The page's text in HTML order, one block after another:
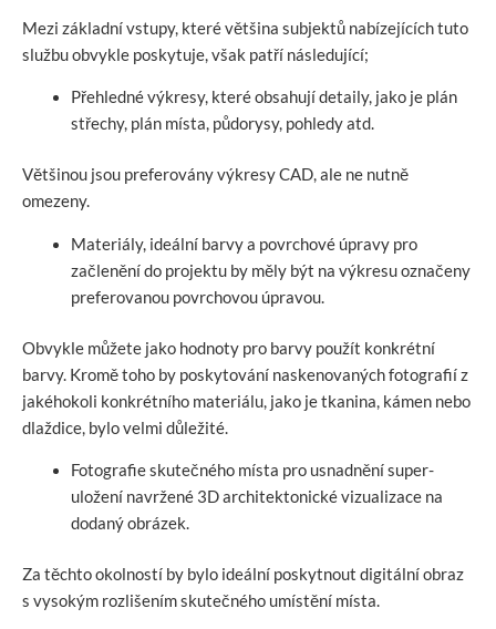
Mezi základní vstupy, které většina subjektů nabízejících tuto
službu obvykle poskytuje, však patří následující;
Přehledné výkresy, které obsahují detaily, jako je plán
střechy, plán místa, půdorysy, pohledy atd.
Většinou jsou preferovány výkresy CAD, ale ne nutně
omezeny.
Materiály, ideální barvy a povrchové úpravy pro
začlenění do projektu by měly být na výkresu označeny
preferovanou povrchovou úpravou.
Obvykle můžete jako hodnoty pro barvy použít konkrétní
barvy. Kromě toho by poskytování naskenovaných fotografií z
jakéhokoli konkrétního materiálu, jako je tkanina, kámen nebo
dlaždice, bylo velmi důležité.
Fotografie skutečného místa pro usnadnění super-
uložení navržené 3D architektonické vizualizace na
dodaný obrázek.
Za těchto okolností by bylo ideální poskytnout digitální obraz
s vysokým rozlišením skutečného umístění místa.